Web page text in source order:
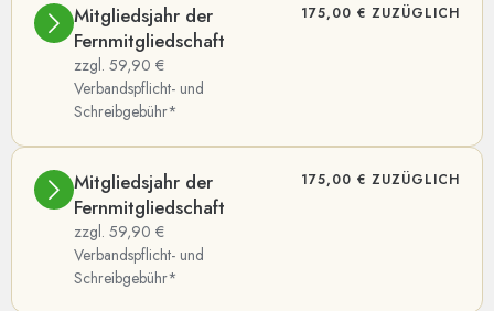
Mitgliedsjahr der
Fernmitgliedschaft
zzgl. 59,90 €
Verbandspflicht- und
Schreibgebühr*
175,00 € ZUZÜGLICH
Mitgliedsjahr der
Fernmitgliedschaft
zzgl. 59,90 €
Verbandspflicht- und
Schreibgebühr*
175,00 € ZUZÜGLICH